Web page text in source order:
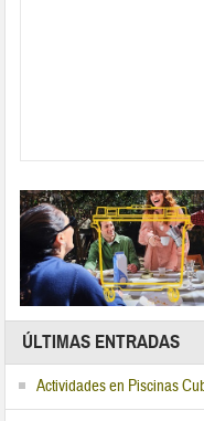
ÚLTIMAS ENTRADAS
Actividades en Piscinas